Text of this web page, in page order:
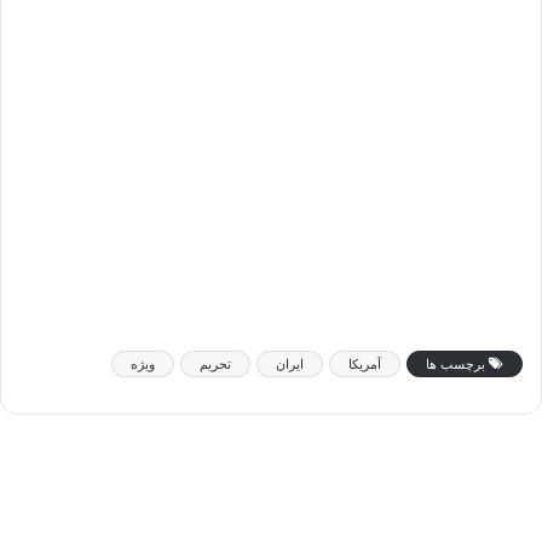
برچسب ها آمریکا ایران تحریم ویژه